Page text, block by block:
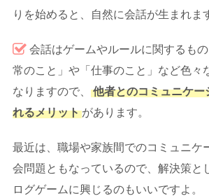
りを始めると、自然に会話が生まれま
会話はゲームやルールに関するも
常のこと」や「仕事のこと」など色々
なりますので、
他者とのコミュニケー
れるメリット があります。
最近は、職場や家族間でのコミュニケ
会問題ともなっているので、解決策と
ログゲームに興じるのもいいですよ。